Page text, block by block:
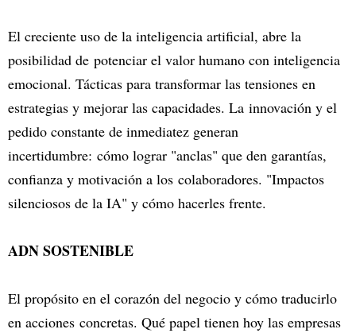
El creciente uso de la inteligencia artificial, abre la
posibilidad de potenciar el valor humano con inteligencia
emocional. Tácticas para transformar las tensiones en
estrategias y mejorar las capacidades. La innovación y el
pedido constante de inmediatez generan
incertidumbre: cómo lograr "anclas" que den garantías,
confianza y motivación a los colaboradores. "Impactos
silenciosos de la IA" y cómo hacerles frente.
ADN SOSTENIBLE
El propósito en el corazón del negocio y cómo traducirlo
en acciones concretas. Qué papel tienen hoy las empresas